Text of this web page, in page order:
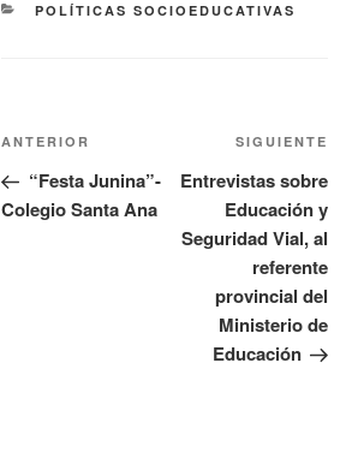
POLÍTICAS SOCIOEDUCATIVAS
ANTERIOR
“Festa Junina”-
Colegio Santa Ana
SIGUIENTE
Entrevistas sobre
Educación y
Seguridad Vial, al
referente
provincial del
Ministerio de
Educación